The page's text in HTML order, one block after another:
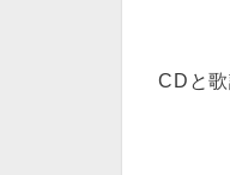
CDと